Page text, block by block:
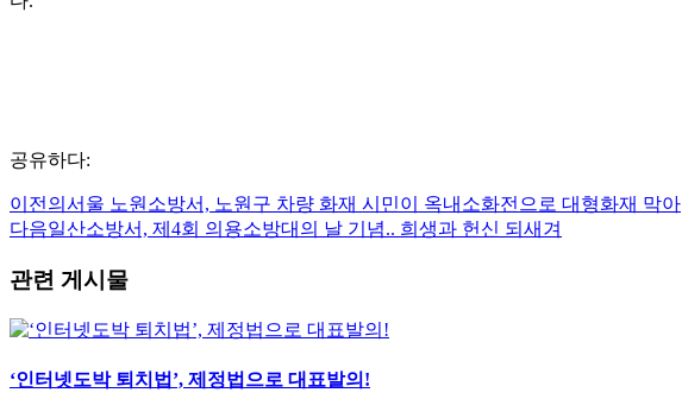
공유하다:
이전의 서울 노원소방서, 노원구 차량 화재 시민이 옥내소화전으로 대형화재 막아
다음일산소방서, 제4회 의용소방대의 날 기념.. 희생과 헌신 되새겨
관련 게시물
‘인터넷도박 퇴치법’, 제정법으로 대표발의!